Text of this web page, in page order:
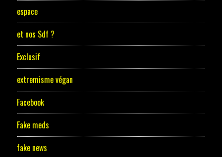
espace
et nos Sdf ?
Exclusif
extremisme végan
Facebook
Fake meds
fake news